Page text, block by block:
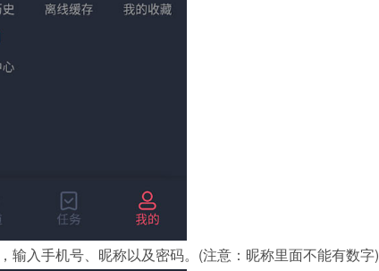
输入手机号、昵称以及密码。(注意：昵称里面不能有数字)